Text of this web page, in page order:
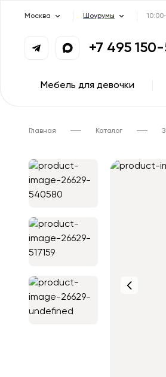
Москва Шоурумы
+7 495
Мебель для девочки
Главная Каталог